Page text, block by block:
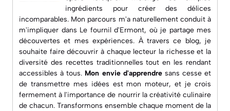
ingrédients pour créer des délices
incomparables. Mon parcours m'a naturellement conduit à
m'impliquer dans Le fournil d'Ermont, où je partage mes
découvertes et mes expériences. À travers ce blog, je
souhaite faire découvrir à chaque lecteur la richesse et la
diversité des recettes traditionnelles tout en les rendant
accessibles à tous. Mon envie d'apprendresans cesse et
de transmettre mes idées est mon moteur, et je crois
fermement à l'importance de nourrir la créativité culinaire
de chacun. Transformons ensemble chaque moment de la